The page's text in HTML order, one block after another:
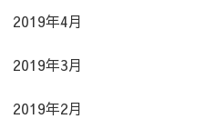
2019年4月
2019年3月
2019年2月